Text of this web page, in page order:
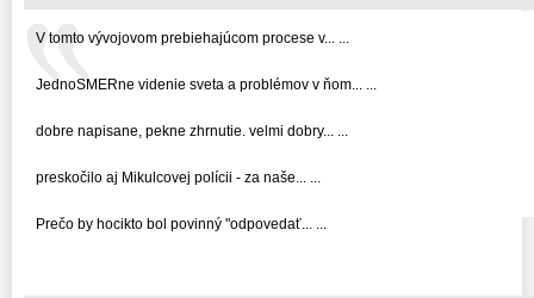
V tomto vývojovom prebiehajúcom procese v... ...
JednoSMERne videnie sveta a problémov v ňom... ...
dobre napisane, pekne zhrnutie. velmi dobry... ...
preskočilo aj Mikulcovej polícii - za naše... ...
Prečo by hocikto bol povinný "odpovedať... ...